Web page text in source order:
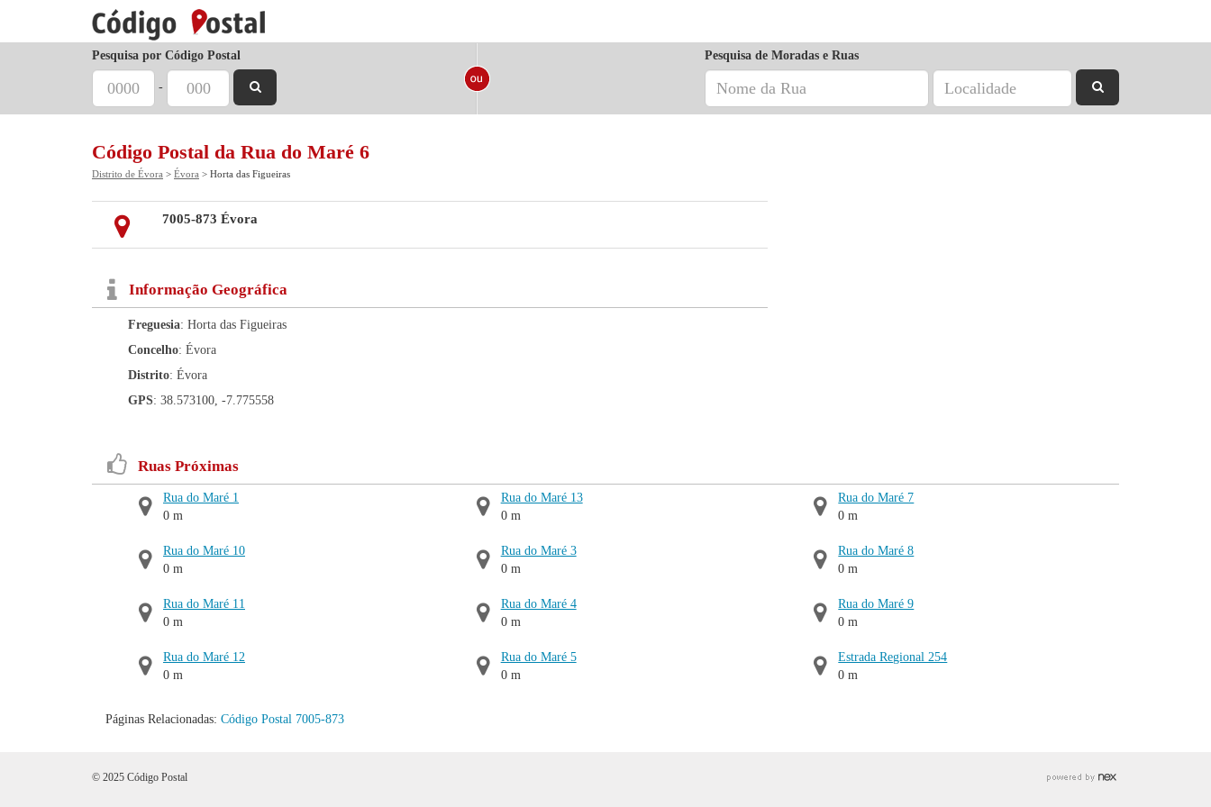
Pesquisa por Código Postal
-
Pesquisa de Moradas e Ruas
Código Postal da Rua do Maré 6
Distrito de Évora > Évora > Horta das Figueiras
7005-873 Évora
Informação Geográfica
Freguesia: Horta das Figueiras
Concelho: Évora
Distrito: Évora
GPS: 38.573100, -7.775558
Ruas Próximas
Rua do Maré 1
0 m
Rua do Maré 10
0 m
Rua do Maré 11
0 m
Rua do Maré 12
0 m
Rua do Maré 13
0 m
Rua do Maré 3
0 m
Rua do Maré 4
0 m
Rua do Maré 5
0 m
Rua do Maré 7
0 m
Rua do Maré 8
0 m
Rua do Maré 9
0 m
Estrada Regional 254
0 m
Páginas Relacionadas: Código Postal 7005-873
© 2025 Código Postal